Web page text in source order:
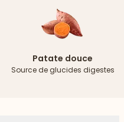
Patate douce
Source de glucides digestes